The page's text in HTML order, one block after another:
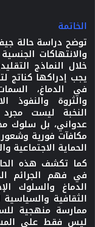
الخاتمة
توضح دراسة حالة
والانتهاكات
خلال النماذج
يجب إدراكها كناتج
في الدماغ،
والثروة والنفوذ
النخبة ليست
عدواني، بل سلوك
مكافآت فورية
الحماية الاجتماعية
كما تكشف هذه
في فهم الجرائم
الدماغ والسلوك
الثقافية
ممارسة منهجية
ليس فقط على